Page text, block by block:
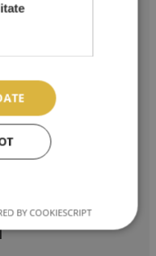
gene
gene
gene
noi
BY COOKIESCRIPT